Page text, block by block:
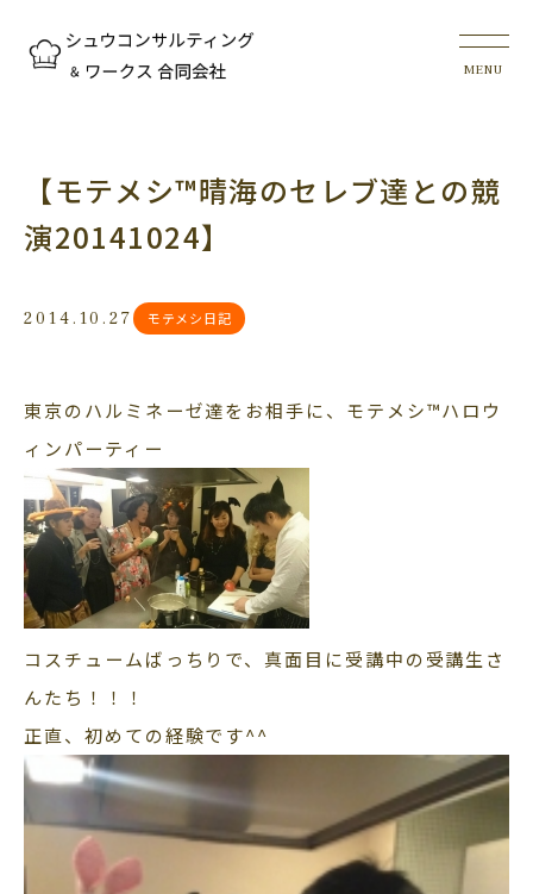
【モテメシ™晴海のセレブ達との競
演20141024】
2014.10.27 モテメシ日記
東京のハルミネーゼ達をお相手に、モテメシ™ハロウ
ィンパーティー
コスチュームばっちりで、真面目に受講中の受講生さ
んたち！！！
正直、初めての経験です^^